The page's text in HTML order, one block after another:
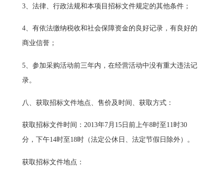
3、法律、行政法规和本项目招标文件规定的其他条件；
4、有依法缴纳税收和社会保障资金的良好记录，有良好的
商业信誉；
5、参加采购活动前三年内，在经营活动中没有重大违法记
录。
八、获取招标文件地点、售价及时间、获取方式：
获取招标文件时间：2013年7月15日前上午8时至11时30
分，下午14时至18时（法定公休日、法定节假日除外）。
获取招标文件地点：